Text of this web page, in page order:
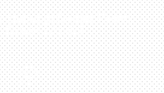
Hubungi Dealer Resmi
Di Kota Anda!
